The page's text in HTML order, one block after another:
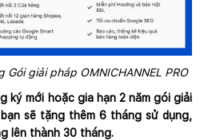
giải pháp OMNICHANNEL PRO
ký mới hoặc gia hạn 2 năm gói giải
bạn sẽ tặng thêm 6 tháng sử dụng,
lên thành 30 tháng.